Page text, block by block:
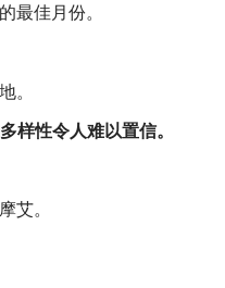
最佳月份。
。
样性令人难以置信。
艾。